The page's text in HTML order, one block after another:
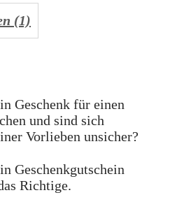
(1)
Geschenk für einen
und sind sich
Vorlieben unsicher?
Geschenkgutschein
Richtige.